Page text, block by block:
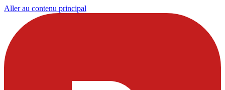
Aller au contenu principal